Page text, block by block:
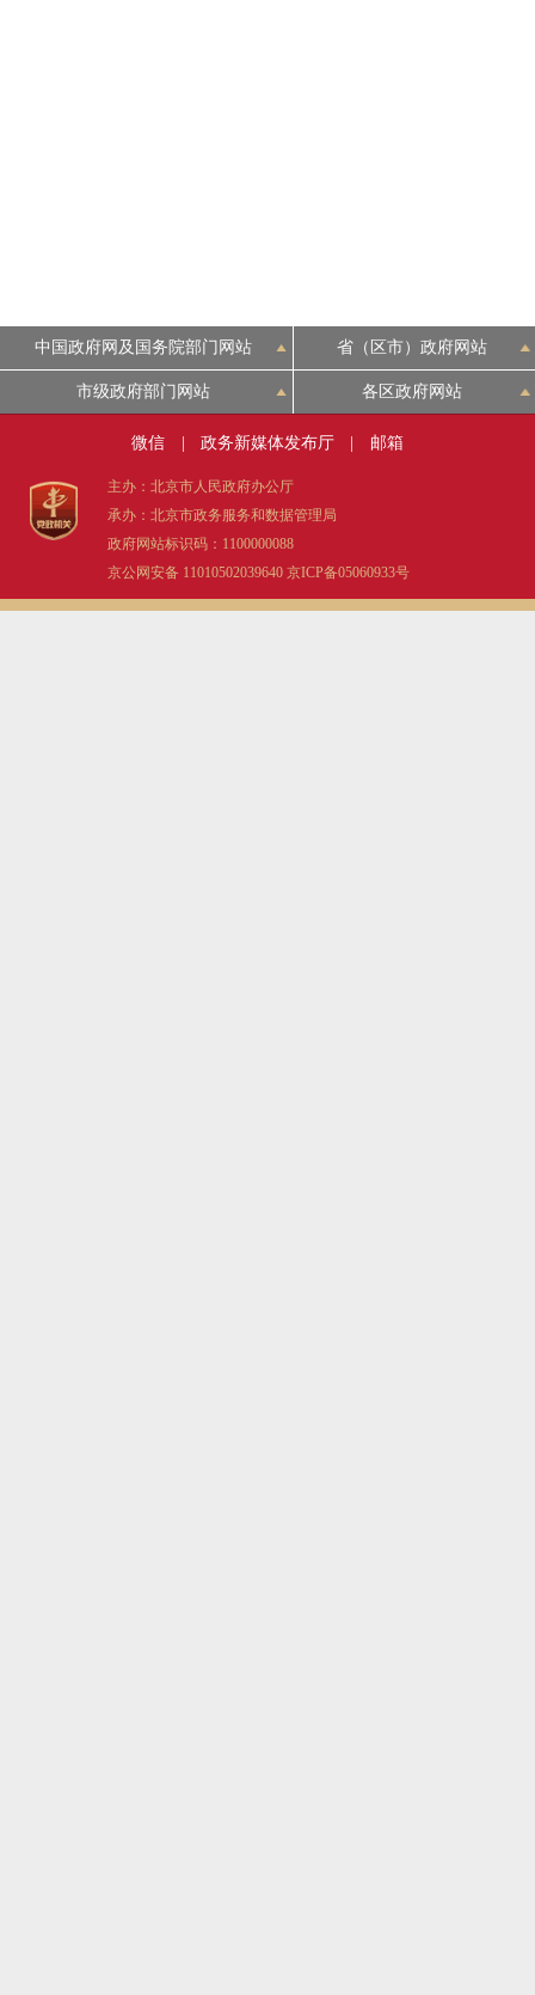
中国政府网及国务院部门网站 省（区市）政府网站
市级政府部门网站 各区政府网站
微信 政务新媒体发布厅 邮箱
主办：北京市人民政府办公厅
承办：北京市政务服务和数据管理局
政府网站标识码：1100000088
京公网安备 11010502039640 京ICP备05060933号